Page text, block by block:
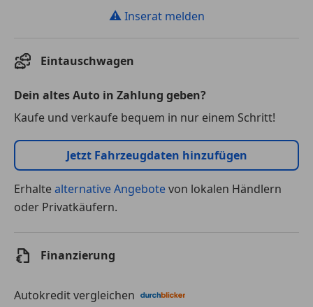
⚠ Inserat melden
Eintauschwagen
Dein altes Auto in Zahlung geben?
Kaufe und verkaufe bequem in nur einem Schritt!
Jetzt Fahrzeugdaten hinzufügen
Erhaltealternative Angebotevon lokalen Händlern
oder Privatkäufern.
Finanzierung
Autokredit vergleichen